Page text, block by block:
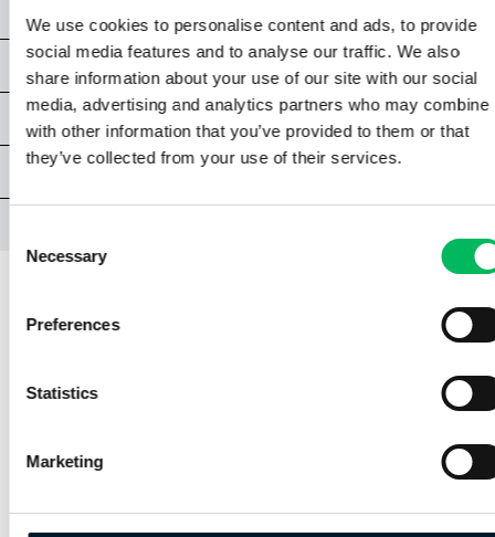
We use cookies to personalise content and ads, to provide
social media features and to analyse our traffic. We also
share information about your use of our site with our social
media, advertising and analytics partners who may combine
with other information that you’ve provided to them or that
they’ve collected from your use of their services.
Selection
Necessary
Preferences
Statistics
Marketing
CAPÍTULO 6 - STS
ANEXOS STS
PRÁCTICAS
con el manual de la aeronave no tripulada